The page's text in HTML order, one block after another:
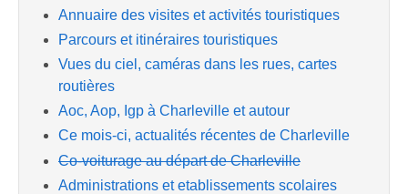
Annuaire des visites et activités touristiques
Parcours et itinéraires touristiques
Vues du ciel, caméras dans les rues, cartes
routières
Aoc, Aop, Igp à Charleville et autour
Ce mois-ci, actualités récentes de Charleville
Co-voiturage au départ de Charleville
Administrations et etablissements scolaires